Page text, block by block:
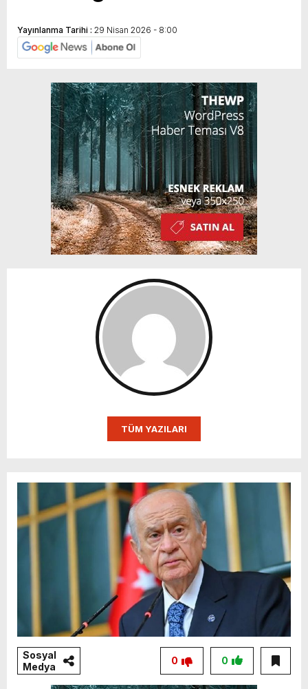
Yayınlanma Tarihi : 29 Nisan 2026 - 8:00
TÜM YAZILARI
Sosyal
Medya
0
0